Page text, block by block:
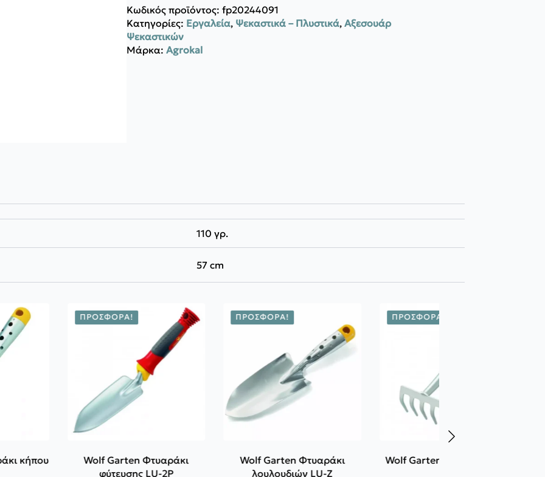
57CM
ποσότητα
Κωδικός προϊόντος: fp20244091
Κατηγορίες: Εργαλεία, Ψεκαστικά – Πλυστικά, Αξεσουάρ
Ψεκαστικών
Μάρκα: Agrokal
110 γρ.
57 cm
ΠΡΟΣΦΟΡΆ!
Wolf Garten Φτυαράκι
φύτευσης LU-2P
ΠΡΟΣΦΟΡΆ!
Wolf Garten Φτυαράκι
λουλουδιών LU-Z
ΠΡΟΣΦΟΡΆ!
Wolf Garten Τσουγκρανάκι